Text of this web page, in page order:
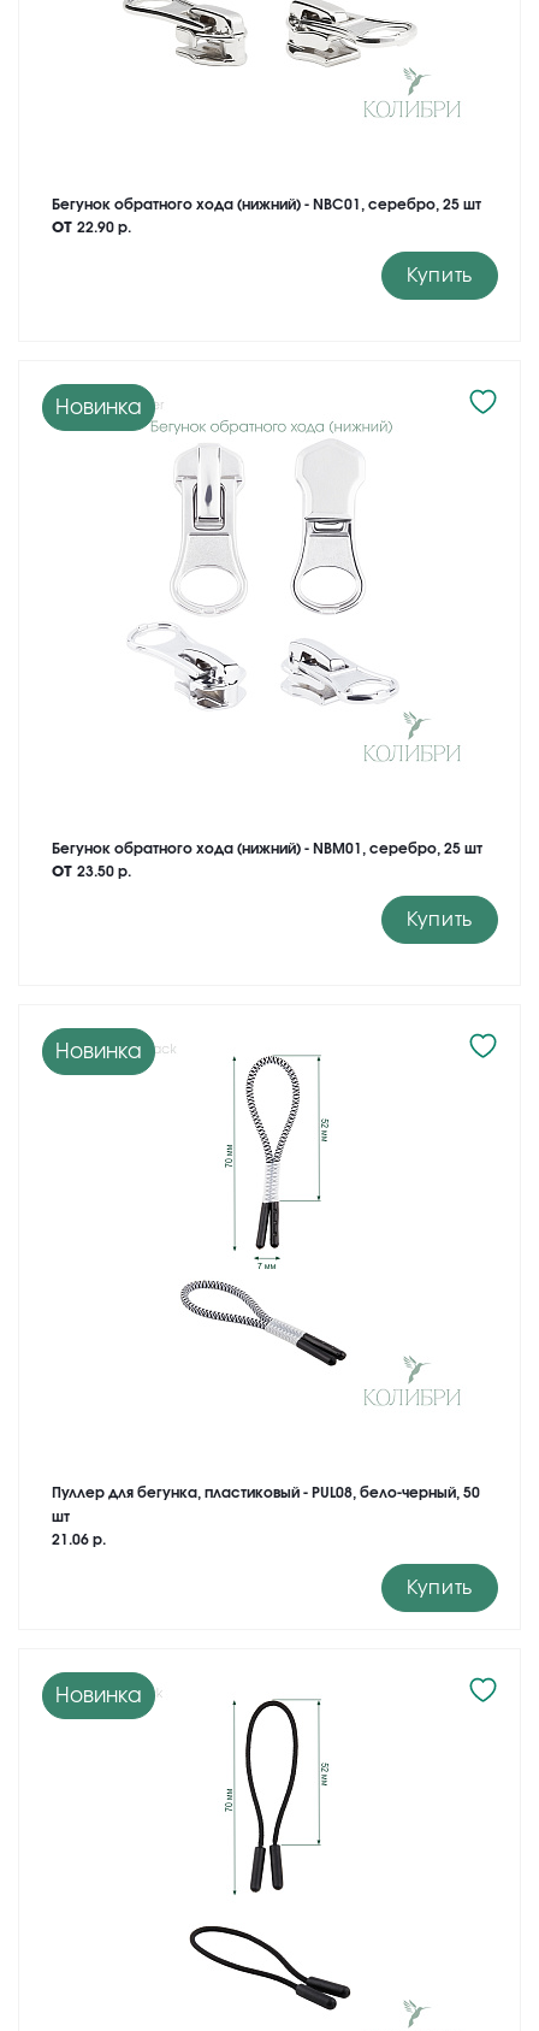
Бегунок обратного хода (нижний) - NBC01, серебро, 25 шт
от 22.90 р.
Купить
Новинка
Бегунок обратного хода (нижний) - NBM01, серебро, 25 шт
от 23.50 р.
Купить
Новинка
Пуллер для бегунка, пластиковый - PUL08, бело-черный, 50
шт
21.06 р.
Купить
Новинка